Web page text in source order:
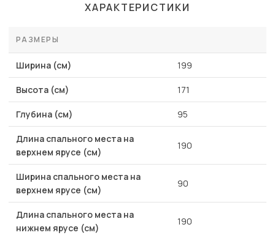
ХАРАКТЕРИСТИКИ
РАЗМЕРЫ
Ширина (см) 199
Высота (см) 171
Глубина (см) 95
Длина спального места на
верхнем ярусе (см)
190
Ширина спального места на
верхнем ярусе (см)
90
Длина спального места на
нижнем ярусе (см)
190